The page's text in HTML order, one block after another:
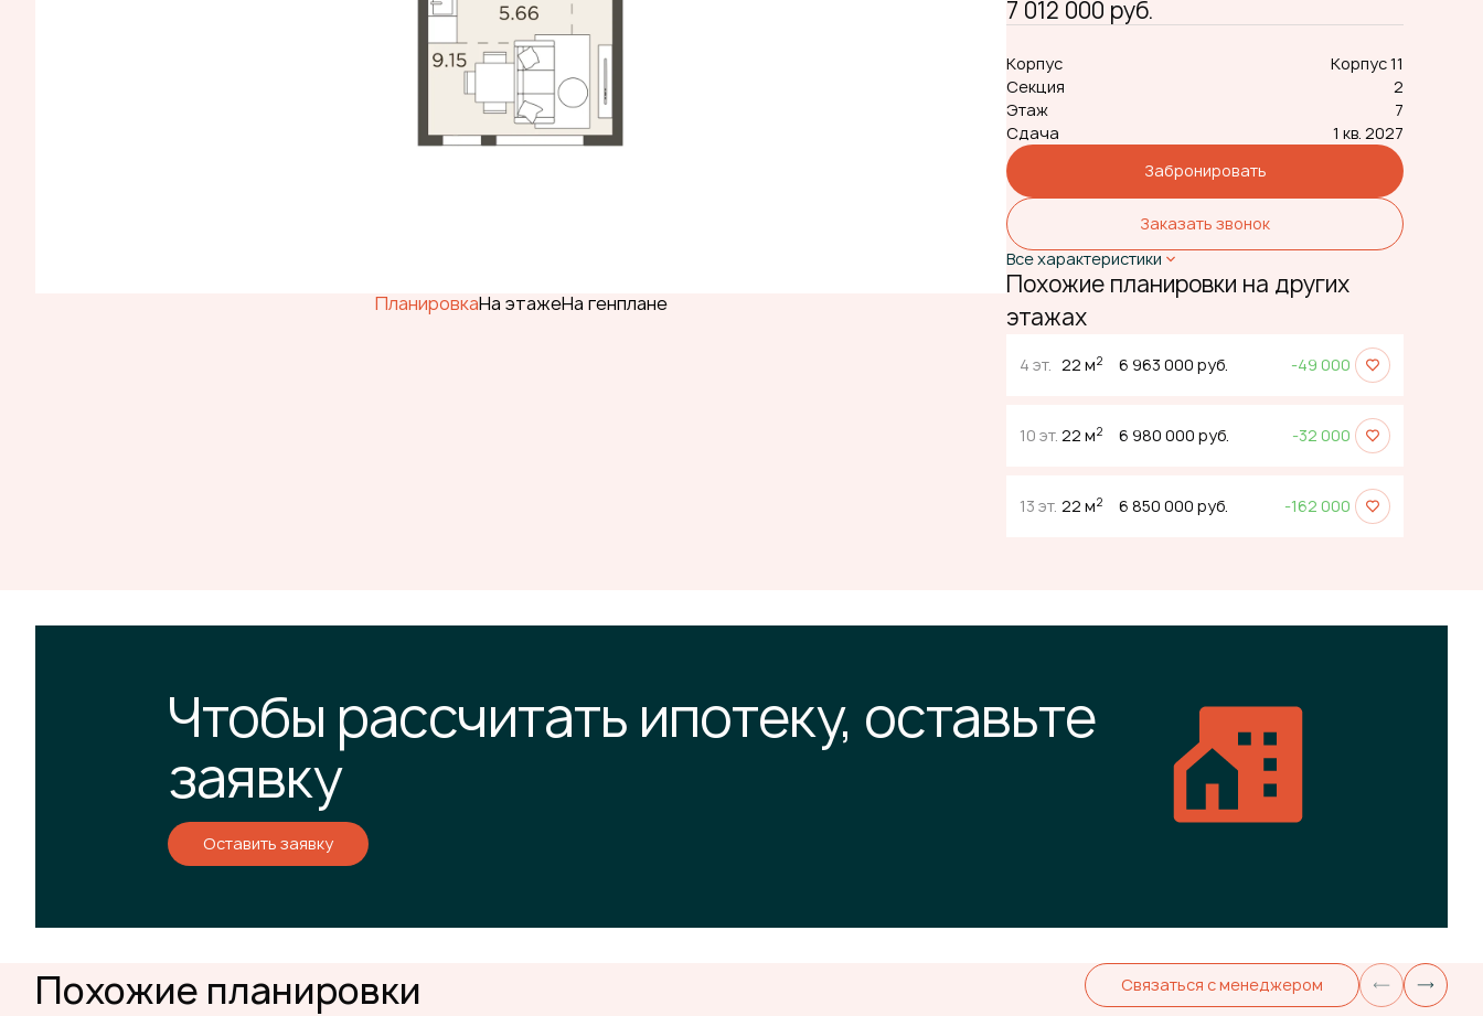
ПланировкаНа этажеНа генплане
7 012 000 руб.
Корпус
Корпус 11
Секция
2
Этаж
7
Сдача
1 кв. 2027
Забронировать
Заказать звонок
Все характеристики
Похожие планировки на других
этажах
4 эт. 22 м2 6 963 000 руб. -49 000
10 эт. 22 м2 6 980 000 руб. -32 000
13 эт. 22 м2 6 850 000 руб. -162 000
Чтобы рассчитать ипотеку, оставьте
заявку
Оставить заявку
Похожие планировки Связаться с менеджером